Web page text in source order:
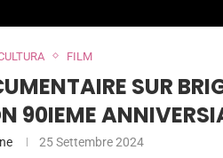
FILM
SUR
90IEME
25 Settembre 2024